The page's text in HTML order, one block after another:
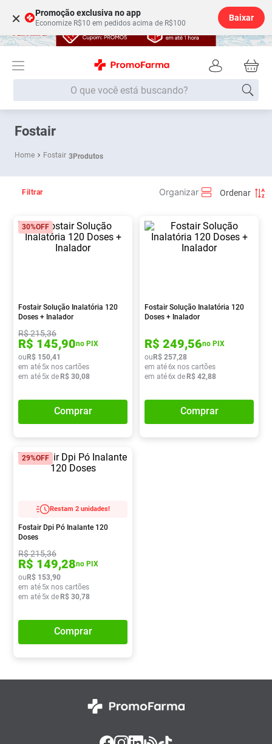
× Promoção exclusiva no app
Economize R$10 em pedidos acima de R$100
Baixar
O que você está buscando?
Fostair
Fostair 3Produtos
Filtrar
30%OFF
Fostair Solução Inalatória 120
Doses + Inalador
R$215,36
R$ 145,90no PIX
ouR$ 150,41
em até 5x nos cartões
em até 5x deR$ 30,08
Comprar
Fostair Solução Inalatória 120
Doses + Inalador
R$ 249,56no PIX
ouR$ 257,28
em até6x nos cartões
em até6x deR$ 42,88
Comprar
29%OFF
Restam 2 unidades!
Fostair Dpi Pó Inalante 120
Doses
R$215,36
R$ 149,28no PIX
ouR$ 153,90
em até 5x nos cartões
em até 5x deR$ 30,78
Comprar
Termos mais buscados
1 º Fralda
3º
5º Fralda G
Shampoo
9º Absorvente